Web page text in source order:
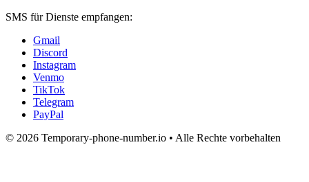
SMS für Dienste empfangen:
Gmail
Discord
Instagram
Venmo
TikTok
Telegram
PayPal
© 2026 Temporary-phone-number.io • Alle Rechte vorbehalten